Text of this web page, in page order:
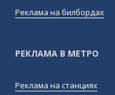
Реклама на билбордах
РЕКЛАМА В МЕТРО
Реклама на станциях